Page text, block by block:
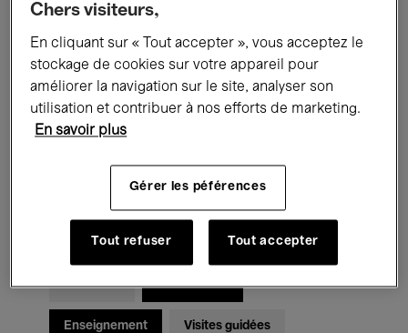
Tous les événements Concerts
Expositions Films Performances
Rencontres & Débats
Musique classique Global Music
Musique électronique
Pour tous Kids’ Palace
Enseignement Visites guidées
Chers visiteurs,
En cliquant sur « Tout accepter », vous acceptez le
stockage de cookies sur votre appareil pour
améliorer la navigation sur le site, analyser son
utilisation et contribuer à nos efforts de marketing.
En savoir plus
Gérer les péférences
Tout refuser Tout accepter